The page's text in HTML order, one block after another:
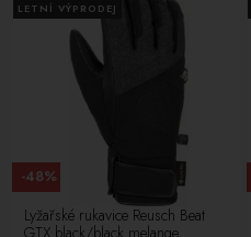
LETNÍ VÝPRODEJ
Lyžařské rukavice Reusch Beat
-48%